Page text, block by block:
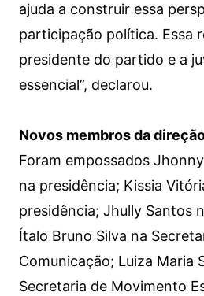
ajuda a construir essa
participação política. Essa
presidente do partido e a
essencial”, declarou.
Novos membros da
Foram empossados
na presidência; Kissia
presidência; Jhully Santos
Ítalo Bruno Silva na
Comunicação; Luiza Maria
Secretaria de Movimento